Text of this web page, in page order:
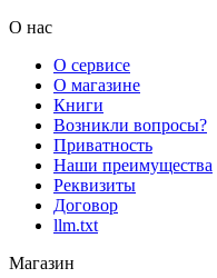
О нас
О сервисе
О магазине
Книги
Возникли вопросы?
Приватность
Наши преимущества
Реквизиты
Договор
llm.txt
Магазин